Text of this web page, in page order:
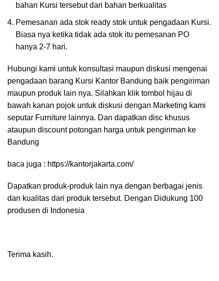
bahan Kursi tersebut dari bahan berkualitas
Pemesanan ada stok ready stok untuk pengadaan Kursi.
Biasa nya ketika tidak ada stok itu pemesanan PO
hanya 2-7 hari.
Hubungi kami untuk konsultasi maupun diskusi mengenai
pengadaan barang Kursi Kantor Bandung baik pengiriman
maupun produk lain nya. Silahkan klik tombol hijau di
bawah kanan pojok untuk diskusi dengan Marketing kami
seputar Furniture lainnya. Dan dapatkan disc khusus
ataupun discount potongan harga untuk pengiriman ke
Bandung
baca juga : https://kantorjakarta.com/
Dapatkan produk-produk lain nya dengan berbagai jenis
dan kualitas dari produk tersebut. Dengan Didukung 100
produsen di Indonesia
Terima kasih.